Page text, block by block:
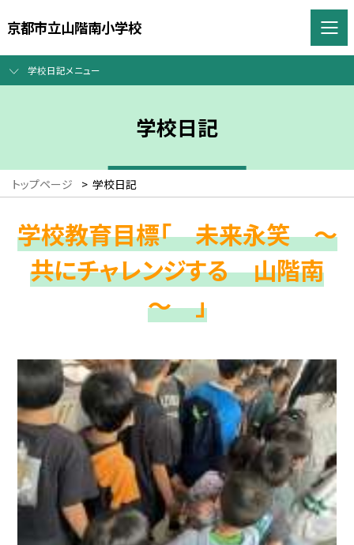
京都市立山階南小学校
学校日記メニュー
学校日記
トップページ > 学校日記
学校教育目標「 未来永笑 ～
共にチャレンジする 山階南
～ 」